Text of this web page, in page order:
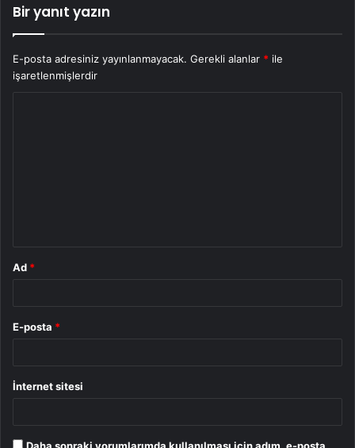
Bir yanıt yazın
E-posta adresiniz yayınlanmayacak. Gerekli alanlar * ile
işaretlenmişlerdir
Ad *
E-posta *
İnternet sitesi